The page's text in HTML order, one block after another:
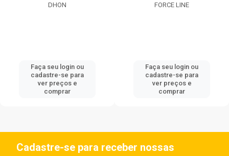
DHON
Faça seu login ou
cadastre-se para
ver preços e
comprar
FORCE LINE
Faça seu login ou
cadastre-se para
ver preços e
comprar
Cadastre-se para receber nossas